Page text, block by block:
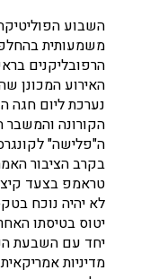
השבוע
הרפובליקנים
האירוע המכונן
נערכת ליום חגה
הקורונה והמשבר
ה"פלישה"
בקרב הציבור
לא יהיה נוכח
יטוס בטיסתו
מדיניות